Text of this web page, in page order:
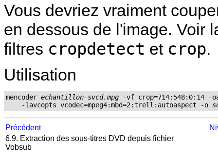
Vous devriez vraiment
en dessous de l'image. Voir
filtres cropdetect et crop.
Utilisation
mencoder echantillon-svcd.mpg -vf crop=714:548:0:14 -
    -lavcopts vcodec=mpeg4:mbd=2:trell:autoaspect -o
Précédent
6.9. Extraction des sous-titres DVD depuis fichier
Vobsub